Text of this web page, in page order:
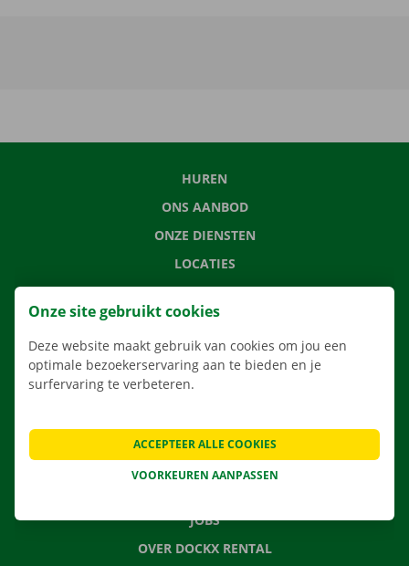
HUREN
ONS AANBOD
ONZE DIENSTEN
LOCATIES
APP
VERHUISOPLOSSINGEN
VEELGESTELDE VRAGEN
NIEUWS
JOBS
OVER DOCKX RENTAL
Onze site gebruikt cookies
Deze website maakt gebruik van cookies om jou een
optimale bezoekerservaring aan te bieden en je
surfervaring te verbeteren.
VOORKEUREN AANPASSEN
ACCEPTEER ALLE COOKIES